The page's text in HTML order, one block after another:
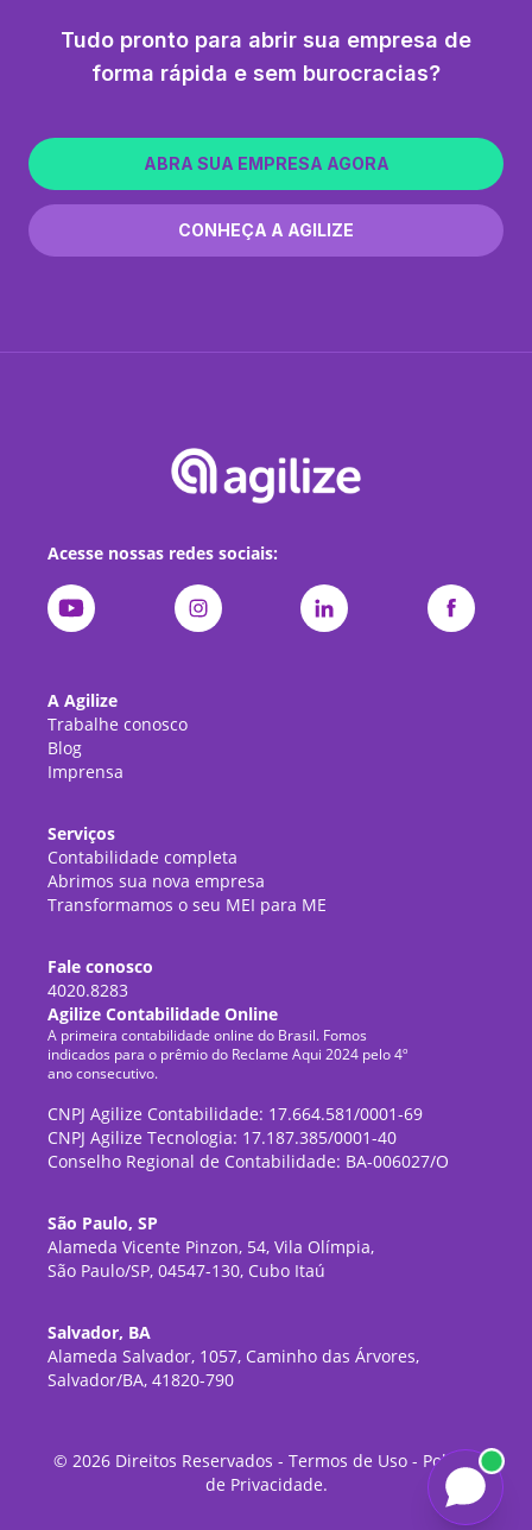
Tudo pronto para abrir sua empresa de
forma rápida e sem burocracias?
ABRA SUA EMPRESA AGORA
CONHEÇA A AGILIZE
Acesse nossas redes sociais:
A Agilize
Trabalhe conosco
Blog
Imprensa
Serviços
Contabilidade completa
Abrimos sua nova empresa
Transformamos o seu MEI para ME
Fale conosco
4020.8283
Agilize Contabilidade Online
A primeira contabilidade online do Brasil. Fomos
indicados para o prêmio do Reclame Aqui 2024 pelo 4º
ano consecutivo.
CNPJ Agilize Contabilidade: 17.664.581/0001-69
CNPJ Agilize Tecnologia: 17.187.385/0001-40
Conselho Regional de Contabilidade: BA-006027/O
São Paulo, SP
Alameda Vicente Pinzon, 54, Vila Olímpia,
São Paulo/SP, 04547-130, Cubo Itaú
Salvador, BA
Alameda Salvador, 1057, Caminho das Árvores,
Salvador/BA, 41820-790
© 2026Direitos Reservados - Termos de Uso- Política
de Privacidade.